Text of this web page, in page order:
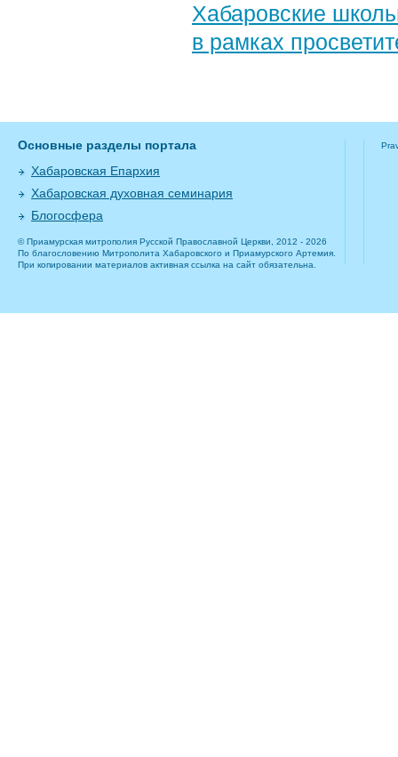
Хабаровские
в рамках
Основные разделы портала
Хабаровская Епархия
Хабаровская духовная семинария
Блогосфера
© Приамурская митрополия Русской Православной Церкви, 2012 - 2026
По благословению Митрополита Хабаровского и Приамурского Артемия.
При копировании материалов активная ссылка на сайт обязательна.